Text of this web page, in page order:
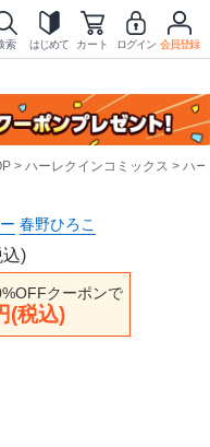
索 はじめて カート ログイン 会員登録
ハーレクインコミックス ハ
春野ひろこ
)
クーポンで
(税込)